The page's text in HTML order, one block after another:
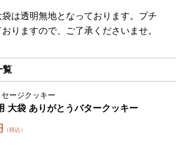
は透明無地となっております。プチ
りますので、ご了承くださいませ。
覧
ージクッキー
大袋 ありがとうバタークッキー
（税込）